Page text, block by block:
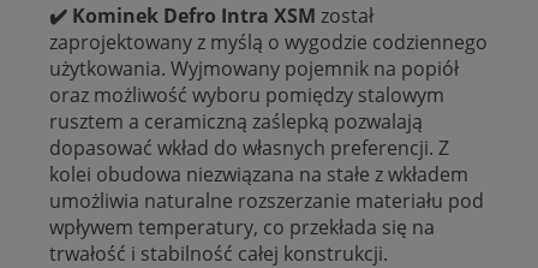
✔️ Kominek Defro Intra XSM został
zaprojektowany z myślą o wygodzie codziennego
użytkowania. Wyjmowany pojemnik na popiół
oraz możliwość wyboru pomiędzy stalowym
rusztem a ceramiczną zaślepką pozwalają
dopasować wkład do własnych preferencji. Z
kolei obudowa niezwiązana na stałe z wkładem
umożliwia naturalne rozszerzanie materiału pod
wpływem temperatury, co przekłada się na
trwałość i stabilność całej konstrukcji.